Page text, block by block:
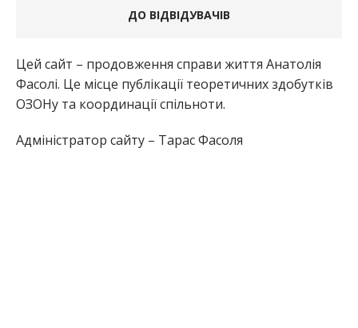
ДО ВІДВІДУВАЧІВ
Цей сайт – продовження справи життя Анатолія
Фасолі. Це місце публікації теоретичних здобутків
ОЗОНу та координації спільноти.
Адміністратор сайту – Тарас Фасоля